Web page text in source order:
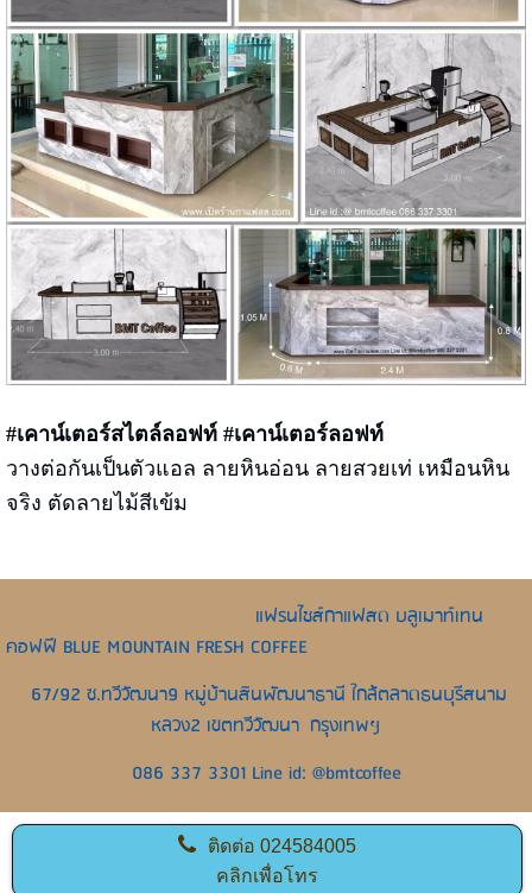
#เคาน์เตอร์สไตล์ลอฟท์ #เคาน์เตอร์ลอฟท์
วางต่อกันเป็นตัวแอล ลายหินอ่อน ลายสวยเท่ เหมือนหิน
จริง ตัดลายไม้สีเข้ม
แฟรนไชส์กาแฟสด บลูเมาท์เทน
คอฟฟี BLUE MOUNTAIN FRESH COFFEE
67/92 ซ.ทวีวัฒนา9 หมู่บ้านสินพัฒนาธานี ใกล้ตลาดธนบุรีสนาม
หลวง2 เขตทวีวัฒนา กรุงเทพฯ
086 337 3301 Line id: @bmtcoffee
ติดต่อ 024584005
คลิกเพื่อโทร